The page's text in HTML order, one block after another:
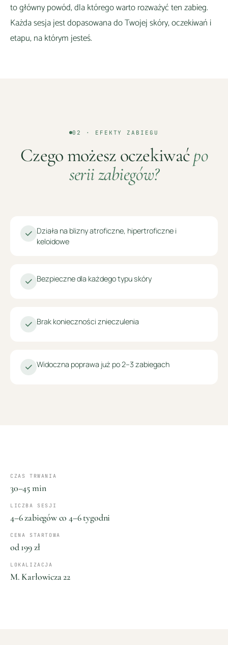
to główny powód, dla którego warto rozważyć ten zabieg.
Każda sesja jest dopasowana do Twojej skóry, oczekiwań i
etapu, na którym jesteś.
02 · EFEKTY ZABIEGU
Czego możesz oczekiwaćpo
serii zabiegów?
Działa na blizny atroficzne, hipertroficzne i
keloidowe
Bezpieczne dla każdego typu skóry
Brak konieczności znieczulenia
Widoczna poprawa już po 2–3 zabiegach
CZAS TRWANIA
30–45 min
LICZBA SESJI
4–6 zabiegów co 4–6 tygodni
CENA STARTOWA
od 199 zł
LOKALIZACJA
M. Karłowicza 22